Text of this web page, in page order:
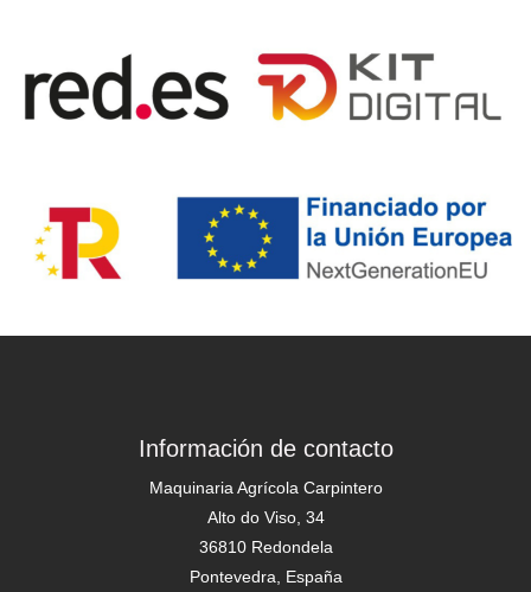
Información de contacto
Maquinaria Agrícola Carpintero
Alto do Viso, 34
36810 Redondela
Pontevedra, España